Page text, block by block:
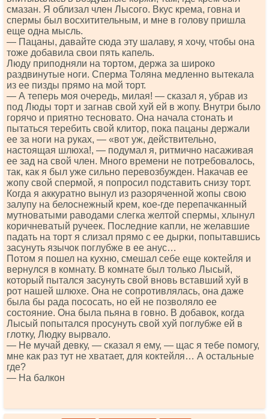
смазан. Я облизал член Лысого. Вкус крема, говна и
спермы был восхитительным, и мне в голову пришла
еще одна мысль.
— Пацаны, давайте сюда эту шалаву, я хочу, чтобы она
тоже добавила свои пять капель.
Люду приподняли на тортом, держа за широко
раздвинутые ноги. Сперма Толяна медленно вытекала
из ее пизды прямо на мой торт.
— А теперь моя очередь, милая! — сказал я, убрав из
под Люды торт и загнав свой хуй ей в жопу. Внутри было
горячо и приятно тесновато. Она начала стонать и
пытаться теребить свой клитор, пока пацаны держали
ее за ноги на руках, — «вот уж, действительно,
настоящая шлюха!, — подумал я, ритмично насаживая
ее зад на свой член. Много времени не потребовалось,
так, как я был уже сильно перевозбужден. Накачав ее
жопу свой спермой, я попросил подставить снизу торт.
Когда я аккуратно вынул из разоряченной жопы свою
залупу на белоснежный крем, кое-где перепачканный
мутноватыми раводами слегка желтой спермы, хлынул
коричневатый ручеек. Последние капли, не желавшие
падать на торт я слизал прямо с ее дырки, попытавшись
засунуть язычок поглубже в ее анус…
Потом я пошел на кухню, смешал себе еще коктейля и
вернулся в комнату. В комнате был только Лысый,
который пытался засунуть свой вновь вставший хуй в
рот нашей шлюхе. Она не сопротивлялась, она даже
была бы рада пососать, но ей не позволяло ее
состояние. Она была пьяна в говно. В добавок, когда
Лысый попытался просунуть свой хуй поглубже ей в
глотку, Людку вырвало.
— Не мучай девку, — сказал я ему, — щас я тебе помогу,
мне как раз тут не хватает, для коктейля… А остальные
где?
— На балкон